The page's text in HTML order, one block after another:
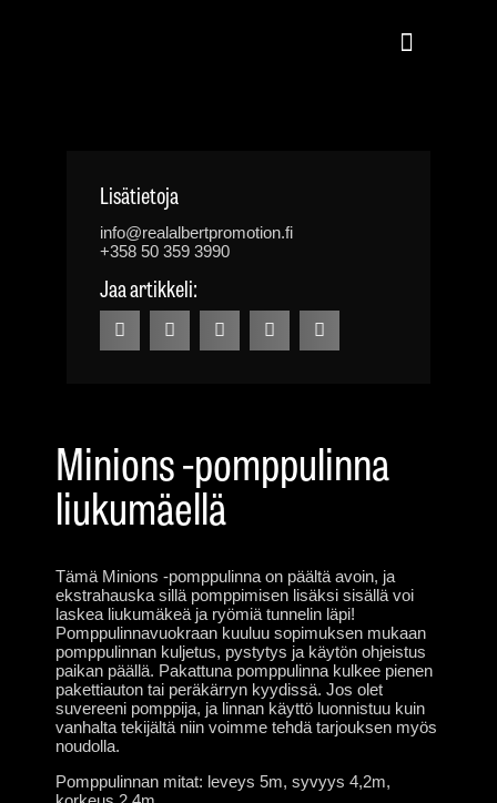
Lisätietoja
info@realalbertpromotion.fi
+358 50 359 3990
Jaa artikkeli:
Minions -pomppulinna
liukumäellä
Tämä Minions -pomppulinna on päältä avoin, ja
ekstrahauska sillä pomppimisen lisäksi sisällä voi
laskea liukumäkeä ja ryömiä tunnelin läpi!
Pomppulinnavuokraan kuuluu sopimuksen mukaan
pomppulinnan kuljetus, pystytys ja käytön ohjeistus
paikan päällä. Pakattuna pomppulinna kulkee pienen
pakettiauton tai peräkärryn kyydissä. Jos olet
suvereeni pomppija, ja linnan käyttö luonnistuu kuin
vanhalta tekijältä niin voimme tehdä tarjouksen myös
noudolla.
Pomppulinnan mitat: leveys 5m, syvyys 4,2m,